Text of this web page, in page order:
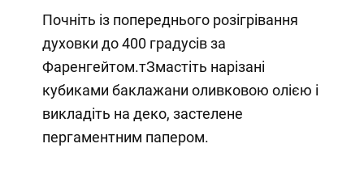
Почніть із попереднього розігрівання
духовки до 400 градусів за
Фаренгейтом.тЗмастіть нарізані
кубиками баклажани оливковою олією і
викладіть на деко, застелене
пергаментним папером.